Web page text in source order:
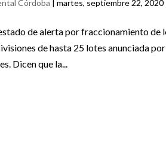
Córdoba |martes, septiembre 22, 2020
de alerta por fraccionamiento de
de hasta 25 lotes anunciada
Dicen que la...